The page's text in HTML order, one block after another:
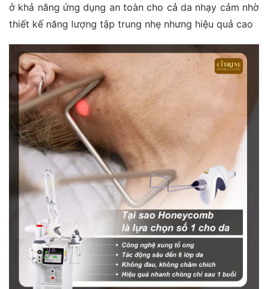
ở khả năng ứng dụng an toàn cho cả da nhạy cảm nhờ
thiết kế năng lượng tập trung nhẹ nhưng hiệu quả cao